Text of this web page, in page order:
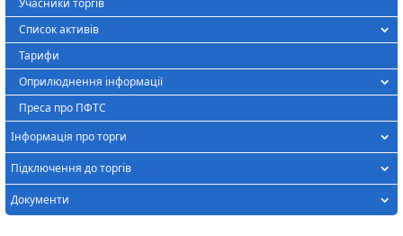
Учасники торгів
Список активів
Тарифи
Оприлюднення інформації
Преса про ПФТС
Інформація про торги
Підключення до торгів
Документи